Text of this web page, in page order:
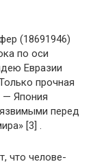
(1869­1946)
по оси
Евразии
прочная
— Япония
перед
[3] .
что челове­